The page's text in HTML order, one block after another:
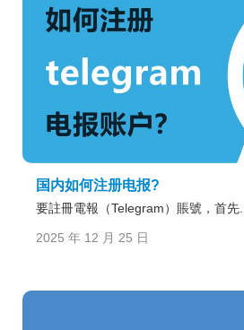
国内如何注册电报?
要註冊電報（Telegram）賬號，首先...
2025 年 12 月 25 日